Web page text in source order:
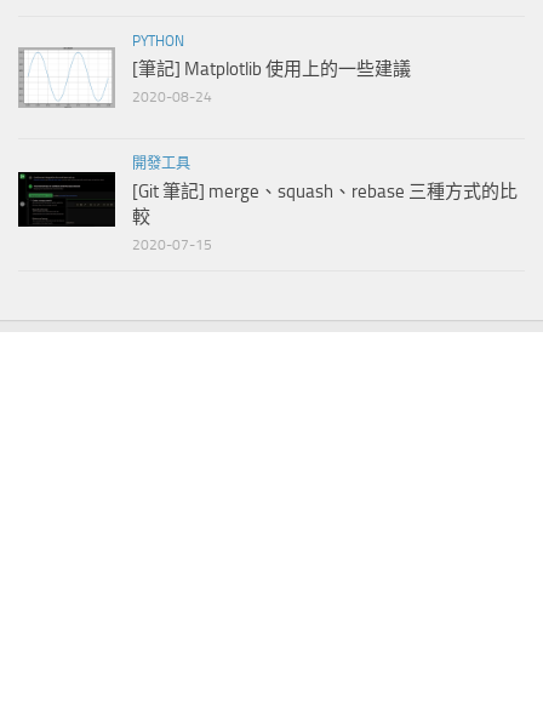
PYTHON
[筆記] Matplotlib 使用上的一些建議
2020-08-24
開發工具
[Git 筆記] merge、squash、rebase 三種方式的比
較
2020-07-15